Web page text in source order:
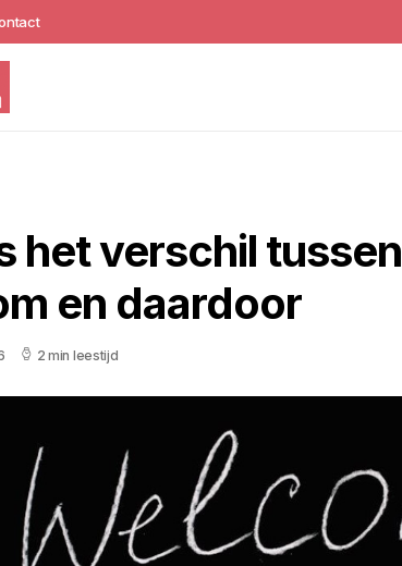
het verschil tussen
en daardoor
2 min leestijd